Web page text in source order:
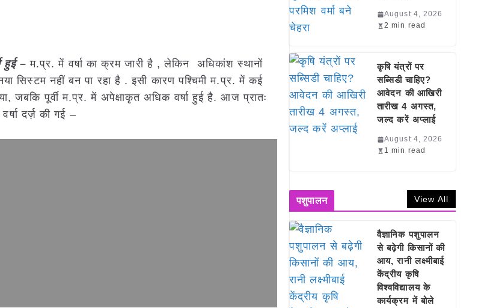
हुई – म.प्र. में वर्षा का क्रम जारी है , लेकिन अधिकांश स्थानों
सिस्टम नहीं बन पा रहा है . इसी कारण पश्चिमी म.प्र. में कई
जबकि पूर्वी म.प्र. में अपेक्षाकृत अधिक वर्षा हुई है. आज प्रातः
दर्ज़ की गई –
August 4, 2026
2 min read
कृषि यंत्रों पर
सब्सिडी चाहिए?
आवेदन की आखिरी
तारीख 4 अगस्त,
जल्द करें अप्लाई
August 4, 2026
1 min read
पशुपालन View All
वैज्ञानिक पशुपालन
से बढ़ेगी किसानों की
आय, रानी लक्ष्मीबाई
केंद्रीय कृषि
विश्वविद्यालय के
कार्यक्रम में बोले